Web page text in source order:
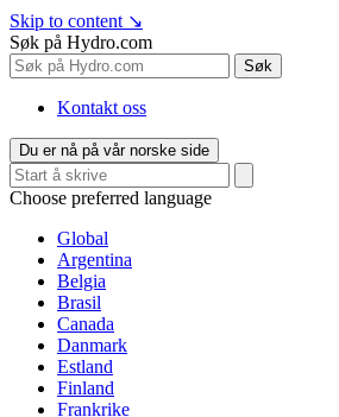
Skip to content ↘
Søk på Hydro.com
Søk
Kontakt oss
Du er nå på vår norske side
Choose preferred language
Global
Argentina
Belgia
Brasil
Canada
Danmark
Estland
Finland
Frankrike